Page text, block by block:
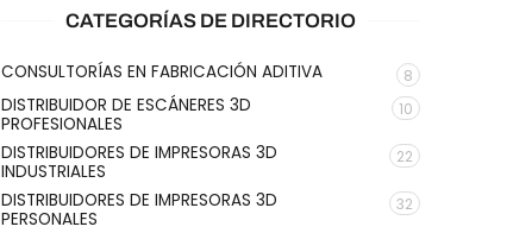
CATEGORÍAS DE DIRECTORIO
CONSULTORÍAS EN FABRICACIÓN ADITIVA 8
DISTRIBUIDOR DE ESCÁNERES 3D
PROFESIONALES
10
DISTRIBUIDORES DE IMPRESORAS 3D
INDUSTRIALES
22
DISTRIBUIDORES DE IMPRESORAS 3D
PERSONALES
32